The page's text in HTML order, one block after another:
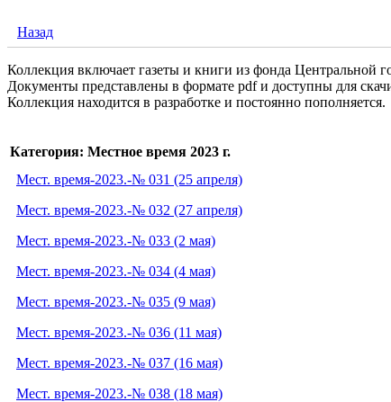
Назад
Коллекция включает газеты и книги из фонда Центральной
Документы представлены в формате pdf и доступны для
Коллекция находится в разработке и постоянно пополняется.
Категория: Местное время 2023 г.
Мест. время-2023.-№ 031 (25 апреля)
Мест. время-2023.-№ 032 (27 апреля)
Мест. время-2023.-№ 033 (2 мая)
Мест. время-2023.-№ 034 (4 мая)
Мест. время-2023.-№ 035 (9 мая)
Мест. время-2023.-№ 036 (11 мая)
Мест. время-2023.-№ 037 (16 мая)
Мест. время-2023.-№ 038 (18 мая)